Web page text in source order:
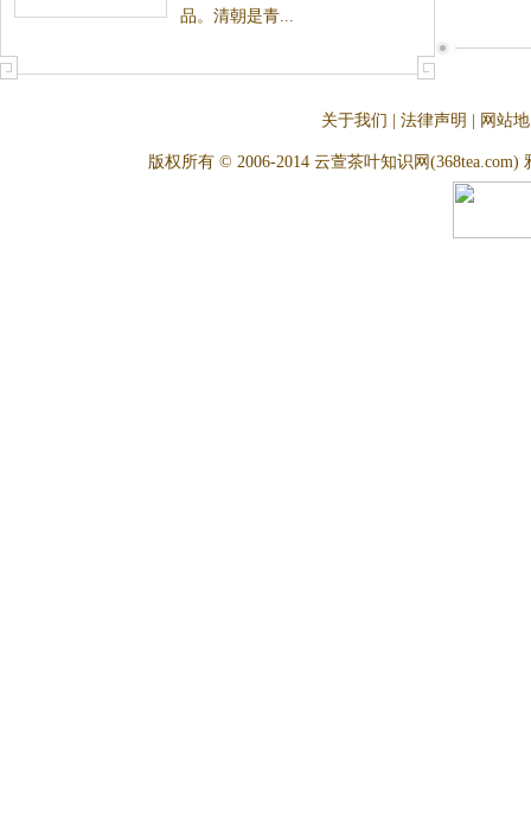
品。清朝是青...
关于我们 法律声明 网站
版权所有 © 2006-2014 云萱茶叶知识网